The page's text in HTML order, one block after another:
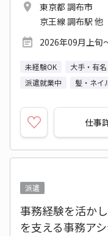
東京都 調布市
京王線 調布駅 他
2026年09月上旬
未経験OK 大手・有名
派遣就業中
髪・ネイ
仕事
派遣
事務経験を活か
を支える事務ア